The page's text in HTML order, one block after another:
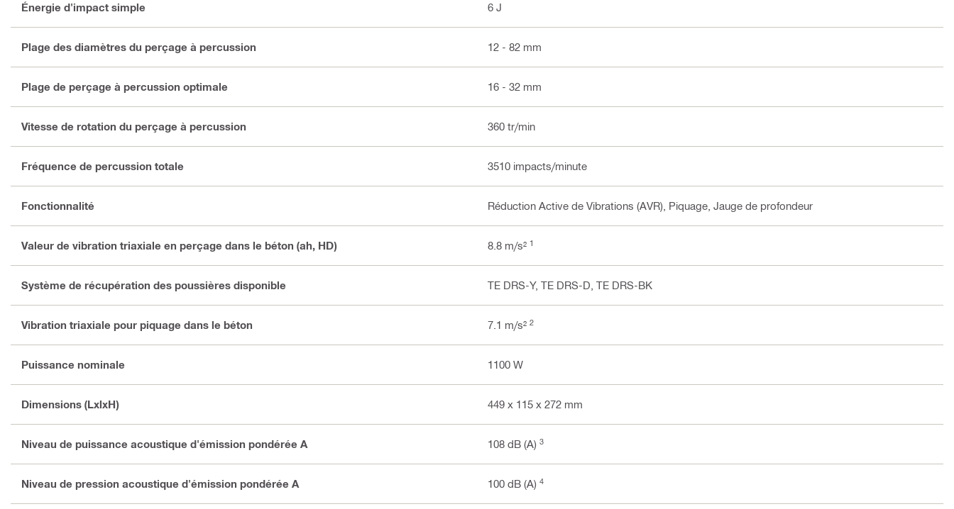
Énergie d'impact simple 6 J
Plage des diamètres du perçage à percussion 12 - 82 mm
Plage de perçage à percussion optimale 16 - 32 mm
Vitesse de rotation du perçage à percussion 360 tr/min
Fréquence de percussion totale 3510 impacts/minute
Fonctionnalité Réduction Active de Vibrations (AVR), Piquage, Jauge de profondeur
Valeur de vibration triaxiale en perçage dans le béton (ah, HD) 8.8 m/s² 1
Système de récupération des poussières disponible TE DRS-Y, TE DRS-D, TE DRS-BK
Vibration triaxiale pour piquage dans le béton 7.1 m/s² 2
Puissance nominale 1100 W
Dimensions (LxlxH) 449 x 115 x 272 mm
Niveau de puissance acoustique d'émission pondérée A 108 dB (A) 3
Niveau de pression acoustique d'émission pondérée A 100 dB (A) 4